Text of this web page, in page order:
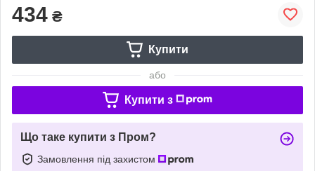
434 ₴
Купити
або
Купити з
Що таке купити з Пром?
Замовлення під захистом